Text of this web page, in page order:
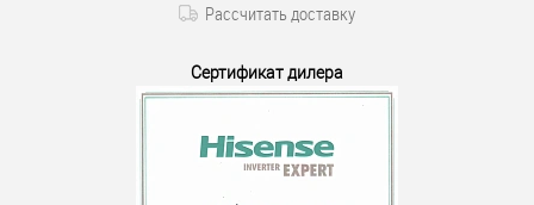
Рассчитать доставку
Сертификат дилера